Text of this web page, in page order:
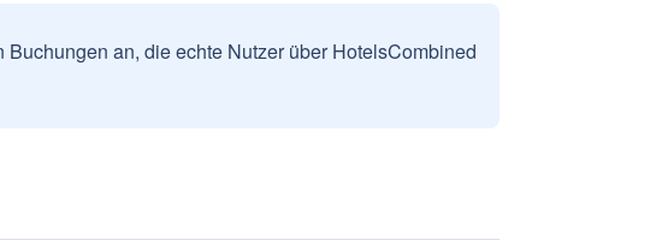
an, die echte Nutzer über HotelsCombined